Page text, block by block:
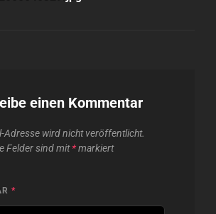
einen Kommentar
Adresse wird nicht veröffentlicht.
Felder sind mit*markiert
*